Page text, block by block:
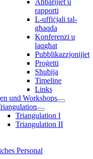
rapporti
L-uffiċjali tal-
għaqda
Konferenzi u
laqgħat
Pubblikazzjonijiet
Proġetti
Sħubija
Timeline
Links
und Workshops
Triangulation I
Triangulation II
Personal